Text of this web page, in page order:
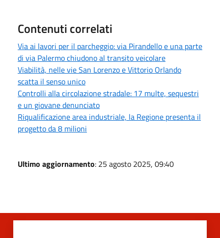
Contenuti correlati
Via ai lavori per il parcheggio: via Pirandello e una parte
di via Palermo chiudono al transito veicolare
Viabilità, nelle vie San Lorenzo e Vittorio Orlando
scatta il senso unico
Controlli alla circolazione stradale: 17 multe, sequestri
e un giovane denunciato
Riqualificazione area industriale, la Regione presenta il
progetto da 8 milioni
Ultimo aggiornamento: 25 agosto 2025, 09:40